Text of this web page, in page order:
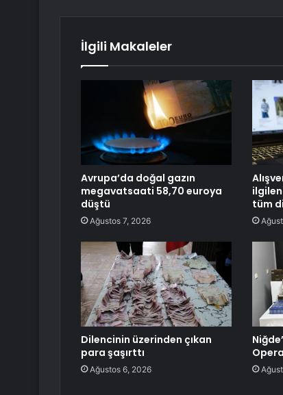
İlgili Makaleler
Avrupa’da doğal gazın
megavatsaati 58,70 euroya
düştü
Ağustos 7, 2026
tüm
Dilencinin üzerinden çıkan
para şaşırttı
Ağustos 6, 2026